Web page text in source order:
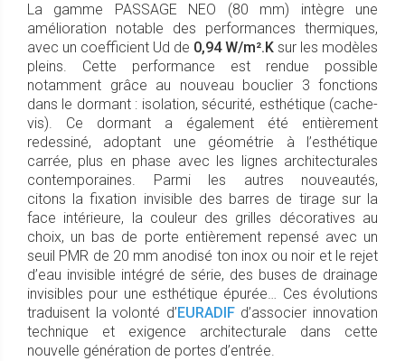
La gamme PASSAGE NEO (80 mm) intègre une
amélioration notable des performances thermiques,
avec un coefficient Ud de 0,94 W/m².K sur les modèles
pleins. Cette performance est rendue possible
notamment grâce au nouveau bouclier 3 fonctions
dans le dormant : isolation, sécurité, esthétique (cache-
vis). Ce dormant a également été entièrement
redessiné, adoptant une géométrie à l’esthétique
carrée, plus en phase avec les lignes architecturales
contemporaines. Parmi les autres nouveautés,
citons la fixation invisible des barres de tirage sur la
face intérieure, la couleur des grilles décoratives au
choix, un bas de porte entièrement repensé avec un
seuil PMR de 20 mm anodisé ton inox ou noir et le rejet
d’eau invisible intégré de série, des buses de drainage
invisibles pour une esthétique épurée… Ces évolutions
traduisent la volonté d’ EURADIFd’associer innovation
technique et exigence architecturale dans cette
nouvelle génération de portes d’entrée.